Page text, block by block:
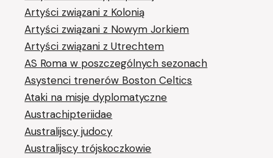
Artyści związani z Kolonią
Artyści związani z Nowym Jorkiem
Artyści związani z Utrechtem
AS Roma w poszczególnych sezonach
Asystenci trenerów Boston Celtics
Ataki na misje dyplomatyczne
Austrachipteriidae
Australijscy judocy
Australijscy trójskoczkowie